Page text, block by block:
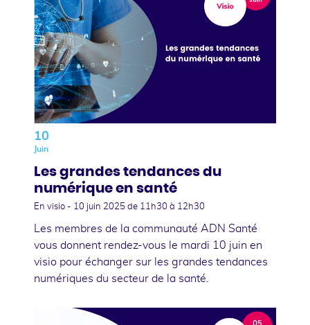
10
Juin
Les grandes tendances du
numérique en santé
En visio - 10 juin 2025 de 11h30 à 12h30
Les membres de la communauté ADN Santé
vous donnent rendez-vous le mardi 10 juin en
visio pour échanger sur les grandes tendances
numériques du secteur de la santé.